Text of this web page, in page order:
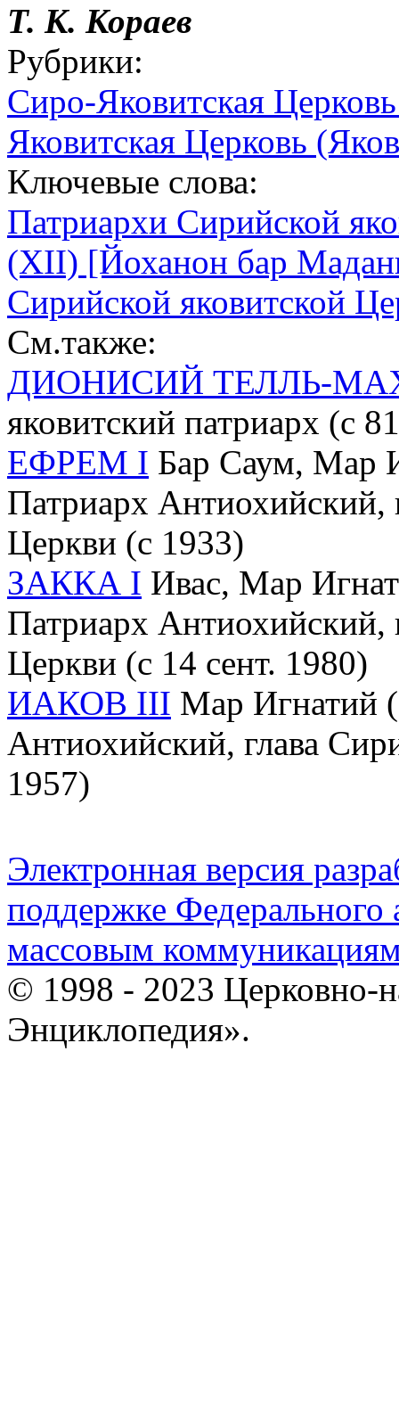
Т. К. Кораев
Рубрики:
Сиро-Яковитская
Яковитская Церковь
Ключевые слова:
Патриархи Сирийской
(XII) [Йоханон бар
Сирийской яковитской
См.также:
ДИОНИСИЙ ТЕЛЛЬ-
яковитский патриарх (c
ЕФРЕМ I Бар Саум, Мар
Патриарх Антиохийский,
Церкви (с 1933)
ЗАККА I Ивас, Мар
Патриарх Антиохийский,
Церкви (с 14 сент. 1980)
ИАКОВ III Мар Игнатий
Антиохийский, глава
1957)
Электронная версия
поддержке Федерального
массовым
© 1998 - 2023 Церковно-
Энциклопедия».